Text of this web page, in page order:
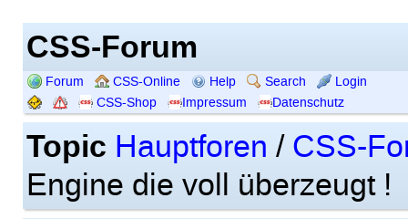
CSS-Forum
Forum CSS-Online Help Search
Login
CSS-Shop
Impressum Datenschutz
Topic Hauptforen / CSS-
Engine die voll überzeugt !